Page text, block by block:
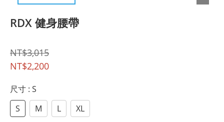
RDX 健身腰帶
NT$3,015
NT$2,200
尺寸 : S
S
M L XL